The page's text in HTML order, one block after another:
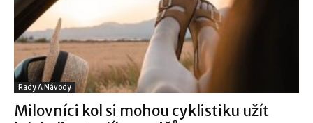
Rady A Návody
Milovníci kol si mohou cyklistiku užít